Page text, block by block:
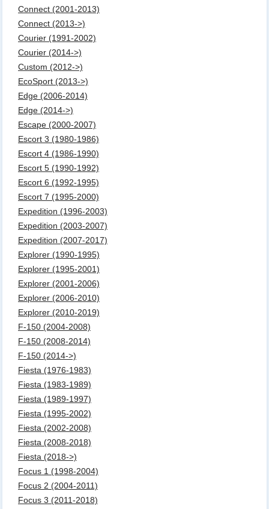
Connect (2001-2013)
Connect (2013->)
Courier (1991-2002)
Courier (2014->)
Custom (2012->)
EcoSport (2013->)
Edge (2006-2014)
Edge (2014->)
Escape (2000-2007)
Escort 3 (1980-1986)
Escort 4 (1986-1990)
Escort 5 (1990-1992)
Escort 6 (1992-1995)
Escort 7 (1995-2000)
Expedition (1996-2003)
Expedition (2003-2007)
Expedition (2007-2017)
Explorer (1990-1995)
Explorer (1995-2001)
Explorer (2001-2006)
Explorer (2006-2010)
Explorer (2010-2019)
F-150 (2004-2008)
F-150 (2008-2014)
F-150 (2014->)
Fiesta (1976-1983)
Fiesta (1983-1989)
Fiesta (1989-1997)
Fiesta (1995-2002)
Fiesta (2002-2008)
Fiesta (2008-2018)
Fiesta (2018->)
Focus 1 (1998-2004)
Focus 2 (2004-2011)
Focus 3 (2011-2018)